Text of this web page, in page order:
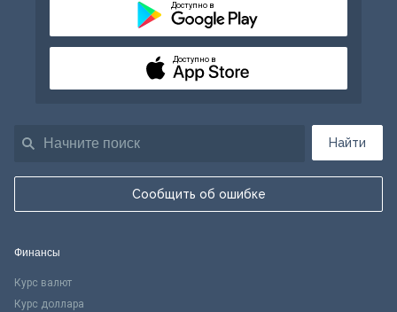
Найти
Сообщить об ошибке
Доступно в
Доступно в
Финансы
Курс валют
Курс доллара